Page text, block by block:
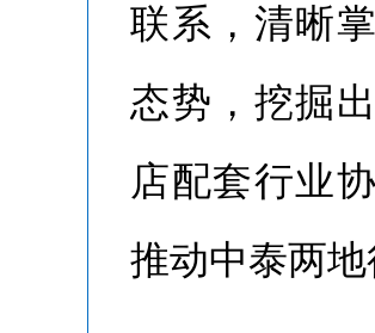
联系，清晰
态势，挖掘
店配套行业
推动中泰两